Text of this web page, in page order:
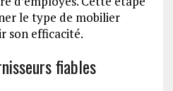
le type de mobilier
son efficacité.
fiables